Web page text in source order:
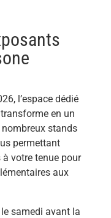
l’espace dédié
en un
stands
permettant
votre tenue pour
aux
le samedi avant la